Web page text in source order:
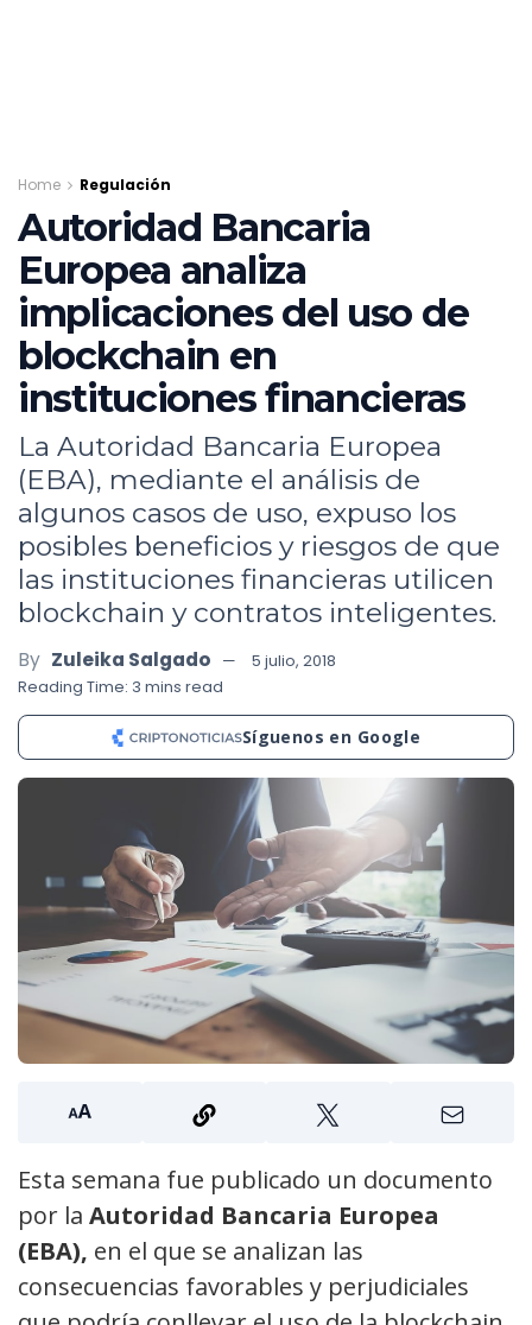
Home Regulación
Autoridad Bancaria
Europea analiza
implicaciones del uso de
blockchain en
instituciones financieras
La Autoridad Bancaria Europea
(EBA), mediante el análisis de
algunos casos de uso, expuso los
posibles beneficios y riesgos de que
las instituciones financieras utilicen
blockchain y contratos inteligentes.
By Zuleika Salgado
5 julio, 2018
Reading Time: 3 mins read
Síguenos en Google
Esta semana fue publicado un documento
por la Autoridad Bancaria Europea
(EBA), en el que se analizan las
consecuencias favorables y perjudiciales